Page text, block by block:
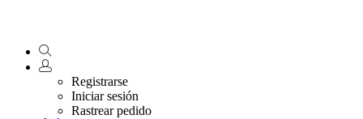
Registrarse
Iniciar sesión
Rastrear pedido